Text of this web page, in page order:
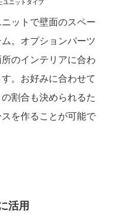
ットで壁面のスペー
。オプションパーツ
のインテリアに合わ
。お好みに合わせて
割合も決められるた
を作ることが可能で
活用